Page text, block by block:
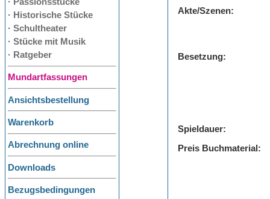
· Historische Stücke
· Schultheater
· Stücke mit Musik
· Ratgeber
Mundartfassungen
Ansichtsbestellung
Warenkorb
Abrechnung online
Downloads
Bezugsbedingungen
Akte/Szenen:
Besetzung:
Spieldauer:
Preis Buchmaterial: